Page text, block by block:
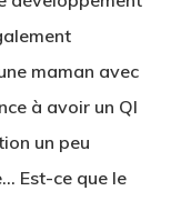
maman avec
à avoir un QI
un peu
Est-ce que le